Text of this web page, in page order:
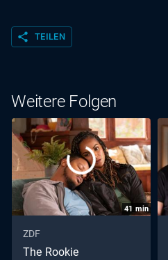
share TEILEN
Weitere Folgen
41 min
ZDF
The Rookie